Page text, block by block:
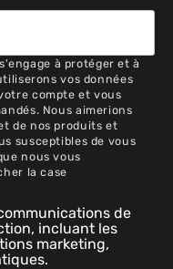
s'engage à protéger et à
vos données
compte et vous
Nous aimerions
de nos produits et
susceptibles de vous
nous vous
la case
de
incluant les
marketing,